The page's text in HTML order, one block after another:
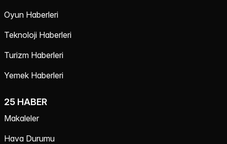
Oyun Haberleri
Teknoloji Haberleri
Turizm Haberleri
Yemek Haberleri
25 HABER
Makaleler
Hava Durumu